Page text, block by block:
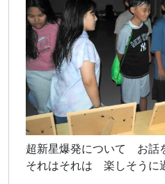
超新星爆発について お話
それはそれは 楽しそうに